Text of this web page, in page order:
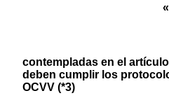
Lista de
contempladas en el
deben cumplir los
OCVV (*3)